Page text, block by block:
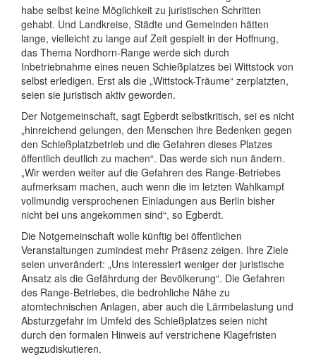
habe selbst keine Möglichkeit zu juristischen Schritten
gehabt. Und Landkreise, Städte und Gemeinden hätten
lange, vielleicht zu lange auf Zeit gespielt in der Hoffnung,
das Thema Nordhorn-Range werde sich durch
Inbetriebnahme eines neuen Schießplatzes bei Wittstock von
selbst erledigen. Erst als die „Wittstock-Träume“ zerplatzten,
seien sie juristisch aktiv geworden.
Der Notgemeinschaft, sagt Egberdt selbstkritisch, sei es nicht
„hinreichend gelungen, den Menschen ihre Bedenken gegen
den Schießplatzbetrieb und die Gefahren dieses Platzes
öffentlich deutlich zu machen“. Das werde sich nun ändern.
„Wir werden weiter auf die Gefahren des Range-Betriebes
aufmerksam machen, auch wenn die im letzten Wahlkampf
vollmundig versprochenen Einladungen aus Berlin bisher
nicht bei uns angekommen sind“, so Egberdt.
Die Notgemeinschaft wolle künftig bei öffentlichen
Veranstaltungen zumindest mehr Präsenz zeigen. Ihre Ziele
seien unverändert: „Uns interessiert weniger der juristische
Ansatz als die Gefährdung der Bevölkerung“. Die Gefahren
des Range-Betriebes, die bedrohliche Nähe zu
atomtechnischen Anlagen, aber auch die Lärmbelastung und
Absturzgefahr im Umfeld des Schießplatzes seien nicht
durch den formalen Hinweis auf verstrichene Klagefristen
wegzudiskutieren.